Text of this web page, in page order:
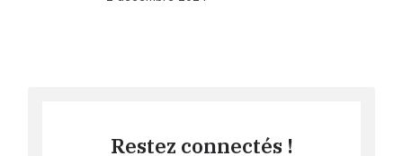
Restez connectés !